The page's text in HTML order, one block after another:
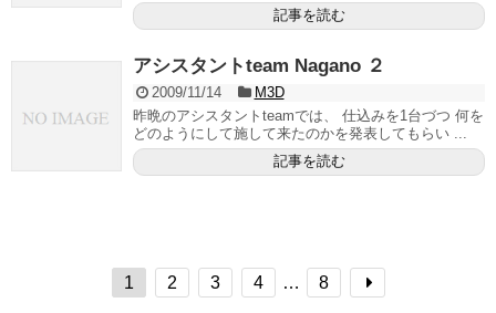
記事を読む
アシスタントteam Nagano ２
2009/11/14
M3D
昨晩のアシスタントteamでは、 仕込みを1台づつ 何を
どのようにして施して来たのかを発表してもらい ...
記事を読む
1 2 3 4 … 8